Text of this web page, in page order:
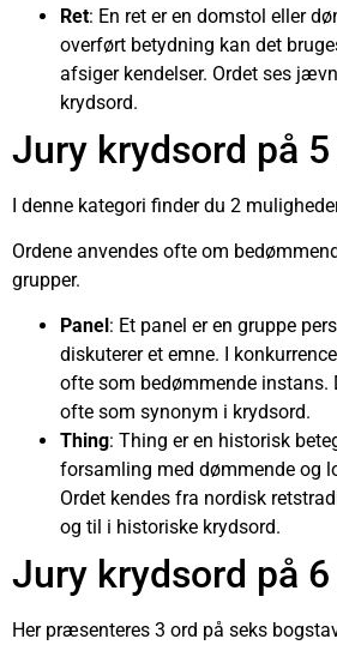
Ret: En ret er en domstol eller
overført betydning kan det
afsiger kendelser. Ordet ses
krydsord.
Jury krydsord på
I denne kategori finder du 2
Ordene anvendes ofte om
grupper.
Panel : Et panel er en gruppe
diskuterer et emne. I
ofte som bedømmende instans.
ofte som synonym i krydsord.
Thing: Thing er en historisk
forsamling med dømmende og
Ordet kendes fra nordisk
og til i historiske krydsord.
Jury krydsord på
Her præsenteres 3 ord på seks